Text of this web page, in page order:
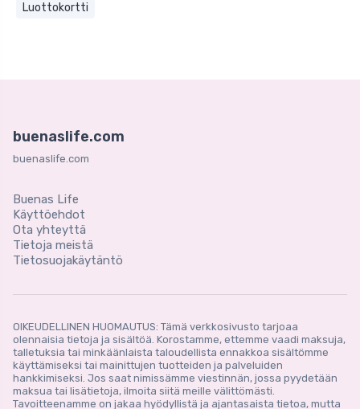
Luottokortti
buenaslife.com
buenaslife.com
Buenas Life
Käyttöehdot
Ota yhteyttä
Tietoja meistä
Tietosuojakäytäntö
OIKEUDELLINEN HUOMAUTUS: Tämä verkkosivusto tarjoaa
olennaisia ​​tietoja ja sisältöä. Korostamme, ettemme vaadi maksuja,
talletuksia tai minkäänlaista taloudellista ennakkoa sisältömme
käyttämiseksi tai mainittujen tuotteiden ja palveluiden
hankkimiseksi. Jos saat nimissämme viestinnän, jossa pyydetään
maksua tai lisätietoja, ilmoita siitä meille välittömästi.
Tavoitteenamme on jakaa hyödyllistä ja ajantasaista tietoa, mutta